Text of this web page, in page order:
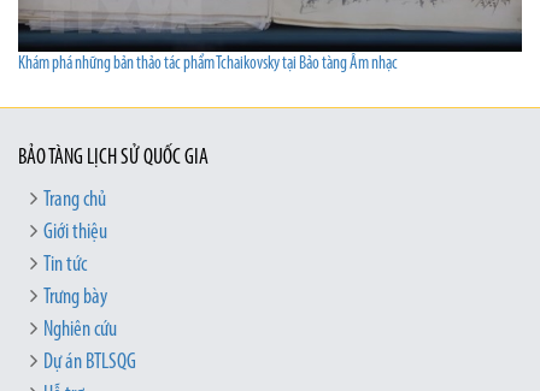
Khám phá những bản thảo tác phẩm Tchaikovsky tại Bảo tàng Âm nhạc
BẢO TÀNG LỊCH SỬ QUỐC GIA
Trang chủ
Giới thiệu
Tin tức
Trưng bày
Nghiên cứu
Dự án BTLSQG